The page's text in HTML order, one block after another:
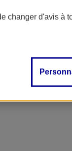
changer d'avis à